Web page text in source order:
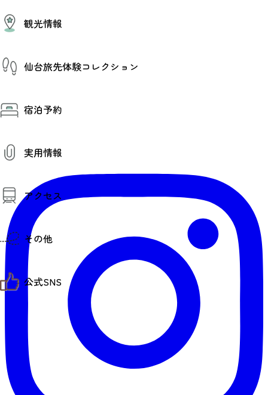
その他イベント情報（音楽・展示会）
観光情報
温泉
プロスポーツチーム・プロオーケストラ
仙台の銘品
仙台観光マップ
仙台旅先体験コレクション
体験プログラム検索（予約）
体験事業者
宿泊予約
実用情報
観光案内
お役立ち情報
観光アプリ
仙台観光マップ
アクセス
仙台までの経路検索
市内の交通情報
お得なチケット
その他
お問い合わせ
教育旅行
観光マップ
せんだい旅日和とは
サイト利用規約
プライバシーポリシー
仙臺写真館フォトギャラリー
公式SNS
せんだい旅日和 X
せんだい旅日和 Instagram
せんだい旅日和 Facebook
仙台旅先体験コレクション Facebook
仙台旅先体験コレクション Instagaram